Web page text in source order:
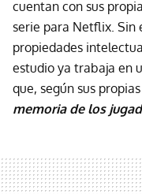
cuentan con sus
serie para Netflix. Sin
propiedades
estudio ya trabaja en
que, según sus
memoria de los